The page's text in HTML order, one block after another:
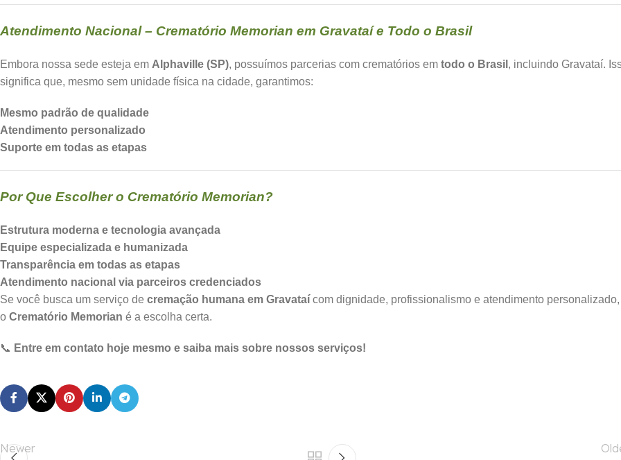
Atendimento Nacional – Crematório Memorian em Gravataí e Todo o Brasil
Embora nossa sede esteja em Alphaville (SP), possuímos parcerias com crematórios em todo o Brasil , incluindo Gravataí.
significa que, mesmo sem unidade física na cidade, garantimos:
Mesmo padrão de qualidade
Atendimento personalizado
Suporte em todas as etapas
Por Que Escolher o Crematório Memorian?
Estrutura moderna e tecnologia avançada
Equipe especializada e humanizada
Transparência em todas as etapas
Atendimento nacional via parceiros credenciados
Se você busca um serviço de cremação humana em Gravataí com dignidade, profissionalismo e atendimento personalizado,
o Crematório Memorian é a escolha certa.
📞 Entre em contato hoje mesmo e saiba mais sobre nossos serviços!
Newer